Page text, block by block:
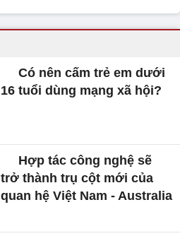
Có nên cấm trẻ em dưới
16 tuổi dùng mạng xã hội?
Hợp tác công nghệ sẽ
trở thành trụ cột mới của
quan hệ Việt Nam - Australia